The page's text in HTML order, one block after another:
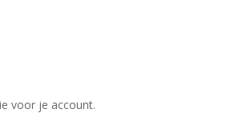
voor je account.